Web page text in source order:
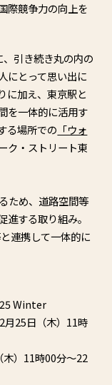
際競争力の向上を
引き続き丸の内の
にとって思い出に
に加え、東京駅と
を一体的に活用す
る場所での 「ウォ
ク・ストリート東
ため、 道路空間等
進する取り組み。
連携して一体的に
Winter
25日（木） 11時
） 11時00分～22